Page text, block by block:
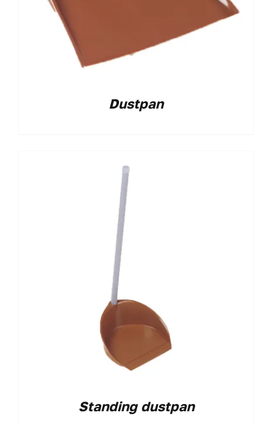
Dustpan
Standing dustpan